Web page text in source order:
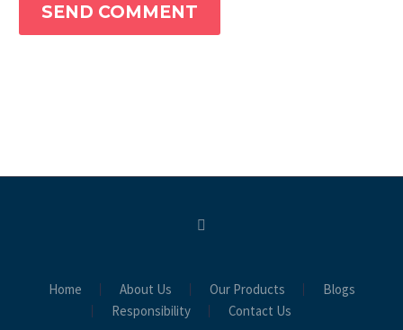
SEND COMMENT
Home About Us Our Products
Blogs
Responsibility
Contact Us